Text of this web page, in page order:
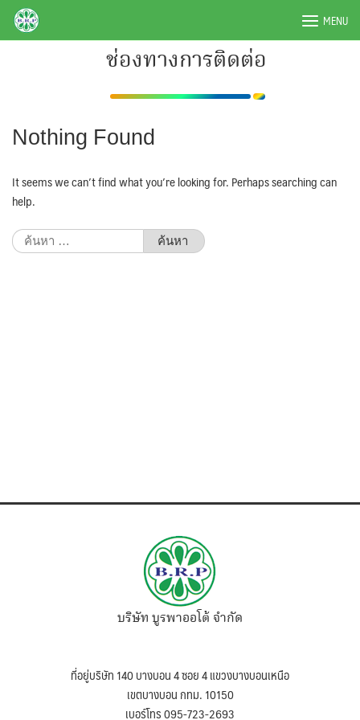
SkipBRPAUTO.COM MENU
ช่องทางการติดต่อ
Nothing Found
It seems we can’t find what you’re looking for. Perhaps searching can
help.
ค้นหา
สำหรับ:
บริษัท บูรพาออโต้ จำกัด
ที่อยู่บริษัท 140 บางบอน 4 ซอย 4 แขวงบางบอนเหนือ
เขตบางบอน กทม. 10150
เบอร์โทร 095-723-2693